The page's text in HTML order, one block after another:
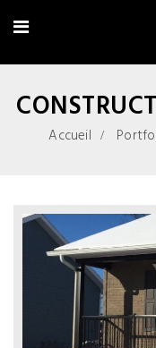
Accueil